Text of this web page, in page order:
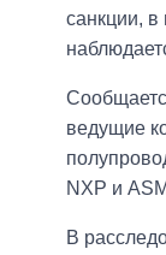
санкции,
ведущие
NXP и
В